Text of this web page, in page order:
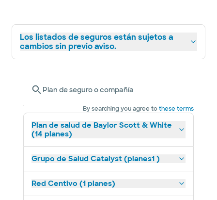
Los listados de seguros están sujetos a
cambios sin previo aviso.
Plan de seguro o compañía
By searching you agree tothese terms
Plan de salud de Baylor Scott & White
(14 planes)
Grupo de Salud Catalyst (planes1 )
Red Centivo (1 planes)